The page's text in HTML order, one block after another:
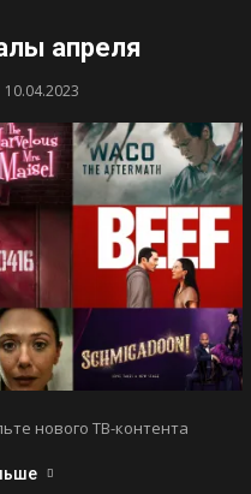
апреля
10.04.2023
нового ТВ-контента